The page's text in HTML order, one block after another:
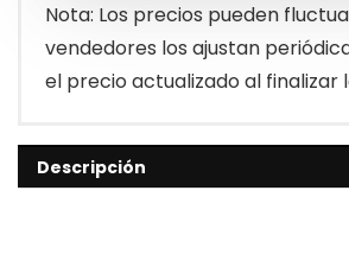
Nota: Los precios pueden
vendedores los ajustan
el precio actualizado al finalizar
Descripción